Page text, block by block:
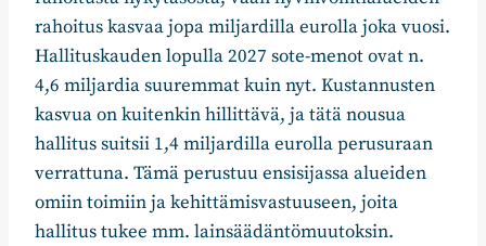
rahoitus kasvaa jopa miljardilla eurolla joka vuosi.
Hallituskauden lopulla 2027 sote-menot ovat n.
4,6 miljardia suuremmat kuin nyt. Kustannusten
kasvua on kuitenkin hillittävä, ja tätä nousua
hallitus suitsii 1,4 miljardilla eurolla perusuraan
verrattuna. Tämä perustuu ensisijassa alueiden
omiin toimiin ja kehittämisvastuuseen, joita
hallitus tukee mm. lainsäädäntömuutoksin.